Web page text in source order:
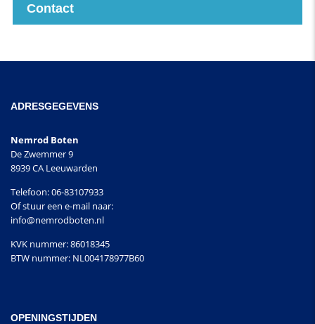
Contact
ADRESGEGEVENS
Nemrod Boten
De Zwemmer 9
8939 CA Leeuwarden
Telefoon: 06-83107933
Of stuur een e-mail naar:
info@nemrodboten.nl
KVK nummer: 86018345
BTW nummer: NL004178977B60
OPENINGSTIJDEN